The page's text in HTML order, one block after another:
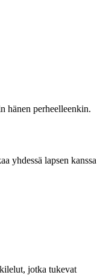
hänen perheelleenkin.
yhdessä lapsen kanssa
jotka tukevat